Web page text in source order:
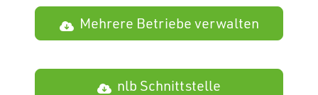
Mehrere Betriebe verwalten
nlb Schnittstelle